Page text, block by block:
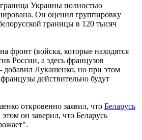
Украины полностью
Он оценил группировку
границы в 120 тысяч
фронт (войска, которые находятся
России, а здесь французов
Лукашенко, но при этом
действительно будут
откровенно заявил, что Беларусь
он заверил, что Беларусь